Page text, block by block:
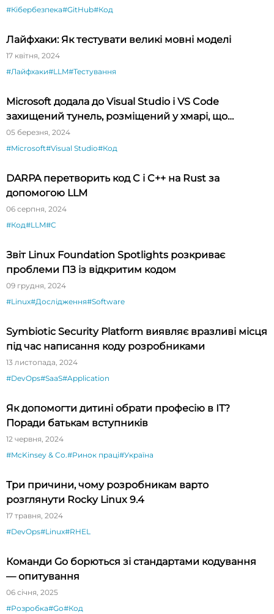
#Кібербезпека#GitHub#Код
Лайфхаки: Як тестувати великі мовні моделі
17 квітня, 2024
#Лайфхаки#LLM#Тестування
Microsoft додала до Visual Studio і VS Code
захищений тунель, розміщений у хмарі, що
спрощує тестування API
05 березня, 2024
#Microsoft#Visual Studio#Код
DARPA перетворить код C і C++ на Rust за
допомогою LLM
06 серпня, 2024
#Код#LLM#C
Звіт Linux Foundation Spotlights розкриває
проблеми ПЗ із відкритим кодом
09 грудня, 2024
#Linux#Дослідження#Software
Symbiotic Security Platform виявляє вразливі місця
під час написання коду розробниками
13 листопада, 2024
#DevOps#SaaS#Application
Як допомогти дитині обрати професію в ІТ?
Поради батькам вступників
12 червня, 2024
#McKinsey & Co.#Ринок праці#Україна
Три причини, чому розробникам варто
розглянути Rocky Linux 9.4
17 травня, 2024
#DevOps#Linux#RHEL
Команди Go борються зі стандартами кодування
— опитування
06 січня, 2025
#Розробка#Go#Код